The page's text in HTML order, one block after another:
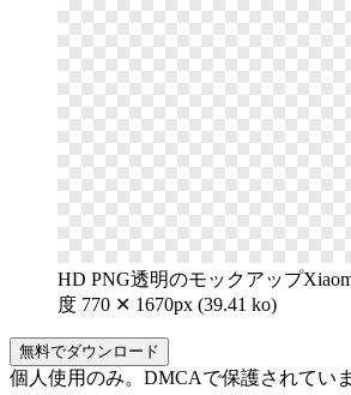
HD PNG透明のモックアップ
度 770 ✕ 1670px (39.41 ko)
無料でダウンロード
個人使用のみ。DMCAで保護されてい